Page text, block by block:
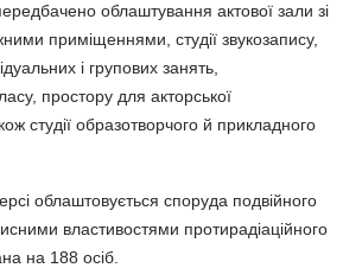
облаштування актової зали зі
приміщеннями, студії звукозапису,
і групових занять,
простору для акторської
студії образотворчого й прикладного
облаштовується споруда подвійного
властивостями протирадіаційного
на 188 осіб.